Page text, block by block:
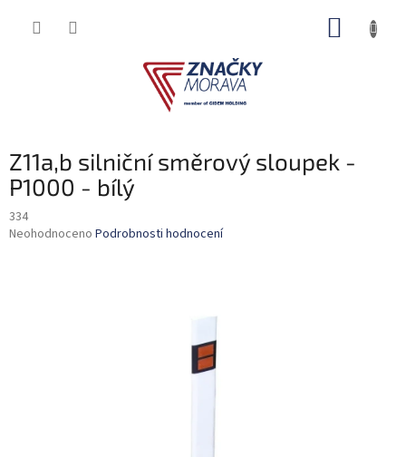
Z11a,b silniční směrový sloupek -
P1000 - bílý
334
Průměrné
Neohodnoceno Podrobnosti hodnocení